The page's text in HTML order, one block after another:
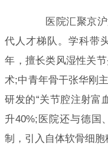
医院汇聚京沪
代人才梯队。学科带
年，擅长类风湿性关
术;中青年骨干张华刚
研发的“关节腔注射富
升40%;医院还与德国
制，引入自体软骨细胞